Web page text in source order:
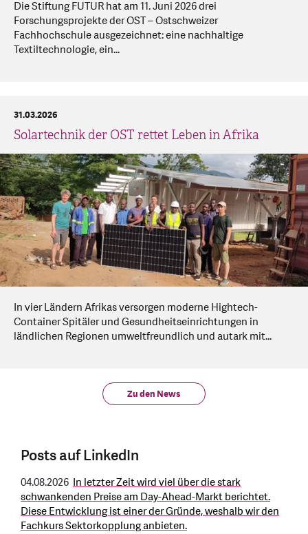
Die Stiftung FUTUR hat am 11. Juni 2026 drei
Forschungsprojekte der OST – Ostschweizer
Fachhochschule ausgezeichnet: eine nachhaltige
Textiltechnologie, ein...
Solartechnik der OST rettet Leben in Afrika
31.03.2026
In vier Ländern Afrikas versorgen moderne Hightech-
Container Spitäler und Gesundheitseinrichtungen in
ländlichen Regionen umweltfreundlich und autark mit...
Zu den News
Posts auf LinkedIn
04.08.2026 In letzter Zeit wird viel über die stark
schwankenden Preise am Day-Ahead-Markt berichtet.
Diese Entwicklung ist einer der Gründe, weshalb wir den
Fachkurs Sektorkopplung anbieten.